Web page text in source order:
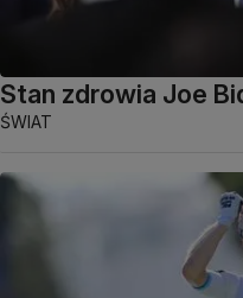
Stan zdrowia Joe
ŚWIAT